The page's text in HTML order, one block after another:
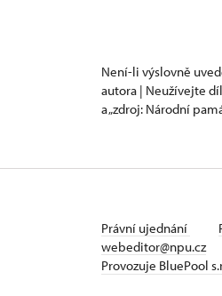
Není-li výslovně
autora | Neužívejte
a „zdroj: Národní
Právní ujednání
webeditor@npu.cz
Provozuje BluePool